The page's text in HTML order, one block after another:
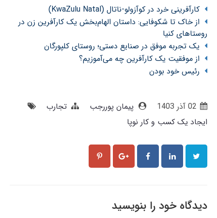
کارآفرینی خرد در کوآزولو-ناتال (KwaZulu Natal)
از خاک تا شکوفایی: داستان الهام‌بخش یک کارآفرین زن در
روستاهای کنیا
یک تجربه موفق در صنایع دستی؛ روستای کلپورگان
از موفقیت یک کارآفرین چه می‌آموزیم؟
رئیس خود بودن
02 آذر 1403 پیمان پوررجب
تجارب
ایجاد یک کسب و کار نوپا
دیدگاه خود را بنویسید